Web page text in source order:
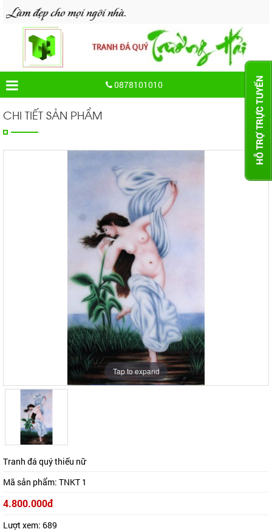
cho mọi ngôi nhà.
0878101010
CHI TIẾT SẢN PHẨM
Tap to expand
Tap to expand
Tranh đá quý thiếu nữ
Mã sản phẩm: TNKT 1
4.800.000đ
Lượt xem: 689